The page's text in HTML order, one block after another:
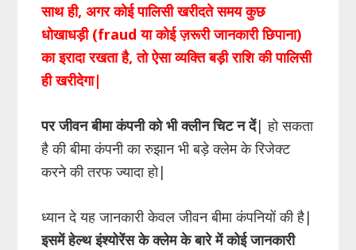
साथ ही, अगर कोई पालिसी खरीदते समय कुछ
धोखाधड़ी (fraud या कोई ज़रूरी जानकारी छिपाना)
का इरादा रखता है, तो ऐसा व्यक्ति बड़ी राशि की पालिसी
ही खरीदेगा|
पर जीवन बीमा कंपनी को भी क्लीन चिट न दें| हो सकता
है की बीमा कंपनी का रुझान भी बड़े क्लेम के रिजेक्ट
करने की तरफ ज्यादा हो|
ध्यान दे यह जानकारी केवल जीवन बीमा कंपनियों की है|
इसमें हेल्थ इंश्योरेंस के क्लेम के बारे में कोई जानकारी